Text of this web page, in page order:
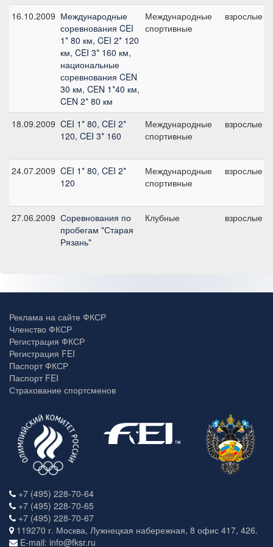
16.10.2009 Международные
соревнования CEI
1* 80 км, CEI 2* 120
км, CEI 3* 160 км,
национальные
соревнования CEN
30 км, CEN 1*40 км,
CEN 2* 80 км
Международные
спортивные
взрослые
18.09.2009 CEI 1* 80, CEI 2*
120, CEI 3* 160
Международные
спортивные
взрослые
24.07.2009 CEI 1* 80, CEI 2*
120
Международные
спортивные
взрослые
27.06.2009 Соревнования по
пробегам "Старая
Рязань"
Клубные взрослые
Реклама на сайте ФКСР
Членство ФКСР
Регистрация ФКСР
Регистрация FEI
Паспорт ФКСР
Паспорт FEI
Страхование спортсменов
+7 (495) 228-70-64
+7 (495) 228-70-65
+7 (495) 228-70-67
119270 г. Москва, Лужнецкая набережная, 8 офис 417, 426.
E-mail: info@fksr.ru